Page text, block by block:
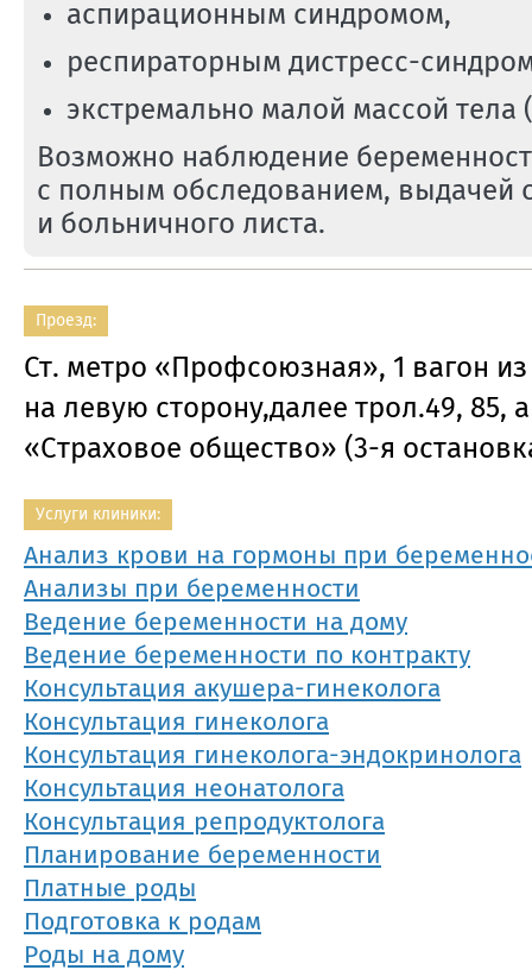
аспирационным синдромом,
респираторным дистресс-
экстремально малой массой тела (
Возможно наблюдение
с полным обследованием, выдачей
и больничного листа.
Проезд:
Ст. метро «Профсоюзная», 1 вагон
на левую сторону,далее трол.49, 85,
«Cтраховое общество» (3-я
Услуги клиники:
Анализ крови на гормоны при
Анализы при беременности
Ведение беременности на дому
Ведение беременности по контракту
Консультация акушера-гинеколога
Консультация гинеколога
Консультация гинеколога-эндокринолога
Консультация неонатолога
Консультация репродуктолога
Планирование беременности
Платные роды
Подготовка к родам
Роды на дому